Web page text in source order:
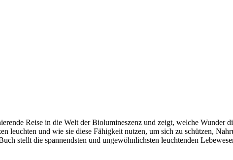
Reise in die Welt der Biolumineszenz und zeigt, welche Wunder
leuchten und wie sie diese Fähigkeit nutzen, um sich zu schützen,
stellt die spannendsten und ungewöhnlichsten leuchtenden